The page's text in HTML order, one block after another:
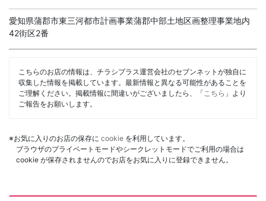
愛知県蒲郡市東三河都市計画事業蒲郡中部土地区画整理事業地内
42街区2番
こちらのお店の情報は、チラシプラス運営会社のセブンネットが独自に
収集した情報を掲載しています。最新情報と異なる可能性があることを
ご理解ください。掲載情報に間違いがございましたら、「 こちら 」より
ご報告をお願いします。
※お気に入りのお店の保存に cookie を利用しています。
ブラウザのプライベートモードやシークレットモードでご利用の場合は
cookie が保存されませんのでお店をお気に入りに登録できません。